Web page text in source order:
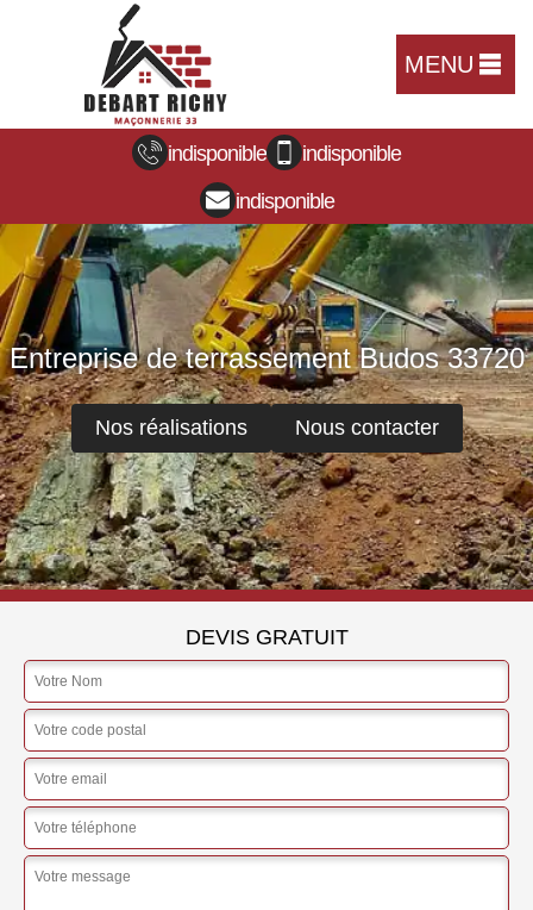
MENU
indisponible
indisponible
indisponible
Entreprise de terrassement Budos 33720
Nos réalisations Nous contacter
DEVIS GRATUIT